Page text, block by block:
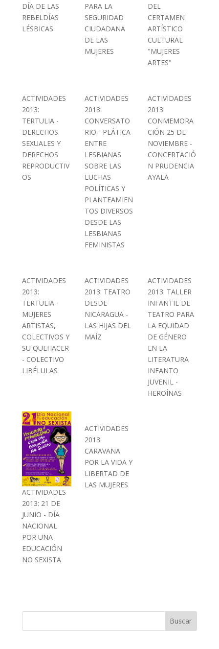
DÍA DE LAS
REBELDÍAS
LÉSBICAS
PARA LA
SEGURIDAD
CIUDADANA
DE LAS
MUJERES
DEL
CERTAMEN
ARTÍSTICO
CULTURAL
"MUJERES
ARTES"
ACTIVIDADES
2013:
TERTULIA -
DERECHOS
SEXUALES Y
DERECHOS
REPRODUCTIV
OS
ACTIVIDADES
2013:
CONVERSATO
RIO - PLÁTICA
ENTRE
LESBIANAS
SOBRE LAS
LUCHAS
POLÍTICAS Y
PLANTEAMIEN
TOS DIVERSOS
DESDE LAS
LESBIANAS
FEMINISTAS
ACTIVIDADES
2013:
CONMEMORA
CIÓN 25 DE
NOVIEMBRE -
CONCERTACIÓ
N PRUDENCIA
AYALA
ACTIVIDADES
2013:
TERTULIA -
MUJERES
ARTISTAS,
COLECTIVOS Y
SU QUEHACER
- COLECTIVO
LIBÉLULAS
ACTIVIDADES
2013: TEATRO
DESDE
NICARAGUA -
LAS HIJAS DEL
MAÍZ
ACTIVIDADES
2013: TALLER
INFANTIL DE
TEATRO PARA
LA EQUIDAD
DE GÉNERO
EN LA
LITERATURA
INFANTO
JUVENIL -
HEROÍNAS
ACTIVIDADES
2013: 21 DE
JUNIO - DÍA
NACIONAL
POR UNA
EDUCACIÓN
NO SEXISTA
ACTIVIDADES
2013:
CARAVANA
POR LA VIDA Y
LIBERTAD DE
LAS MUJERES